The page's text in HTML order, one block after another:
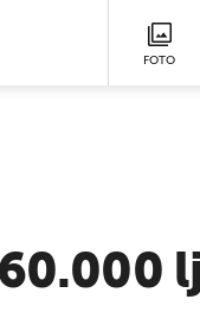
FOTO